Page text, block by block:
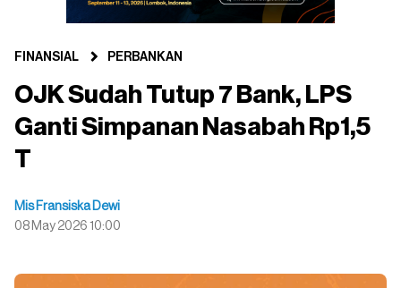
FINANSIAL PERBANKAN
OJK Sudah Tutup 7 Bank, LPS
Ganti Simpanan Nasabah Rp1,5
T
Mis Fransiska Dewi
08 May 2026 10:00